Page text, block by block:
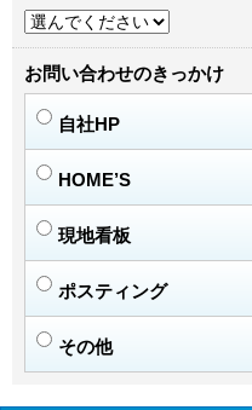
お問い合わせのきっかけ
自社HP
HOME’S
現地看板
ポスティング
その他